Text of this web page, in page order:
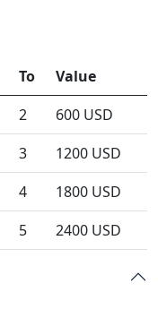
To
Value
2
600 USD
3
1200 USD
4
1800 USD
5 2400 USD